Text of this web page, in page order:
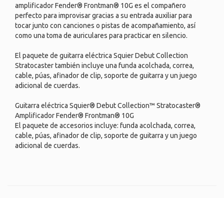
amplificador Fender® Frontman® 10G es el compañero
perfecto para improvisar gracias a su entrada auxiliar para
tocar junto con canciones o pistas de acompañamiento, así
como una toma de auriculares para practicar en silencio.
El paquete de guitarra eléctrica Squier Debut Collection
Stratocaster también incluye una funda acolchada, correa,
cable, púas, afinador de clip, soporte de guitarra y un juego
adicional de cuerdas.
Guitarra eléctrica Squier® Debut Collection™ Stratocaster®
Amplificador Fender® Frontman® 10G
El paquete de accesorios incluye: funda acolchada, correa,
cable, púas, afinador de clip, soporte de guitarra y un juego
adicional de cuerdas.